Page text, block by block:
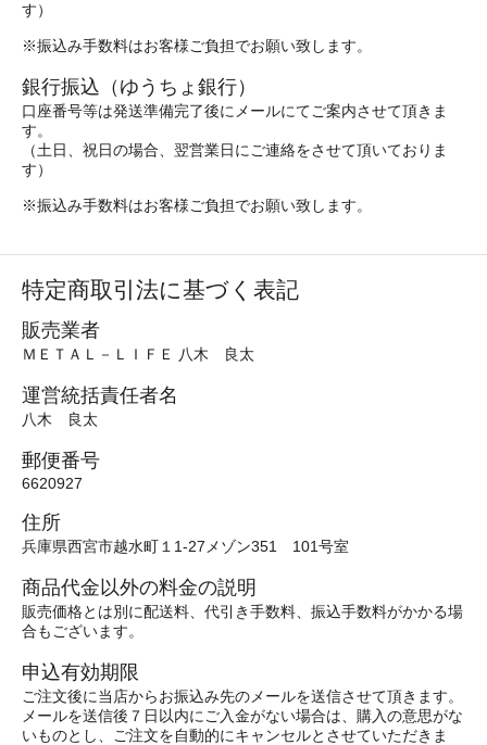
す）
※振込み手数料はお客様ご負担でお願い致します。
銀行振込（ゆうちょ銀行）
口座番号等は発送準備完了後にメールにてご案内させて頂きま
す。
（土日、祝日の場合、翌営業日にご連絡をさせて頂いておりま
す）
※振込み手数料はお客様ご負担でお願い致します。
特定商取引法に基づく表記
販売業者
ＭＥＴＡＬ－ＬＩＦＥ 八木 良太
運営統括責任者名
八木 良太
郵便番号
6620927
住所
兵庫県西宮市越水町１1-27メゾン351 101号室
商品代金以外の料金の説明
販売価格とは別に配送料、代引き手数料、振込手数料がかかる場
合もございます。
申込有効期限
ご注文後に当店からお振込み先のメールを送信させて頂きます。
メールを送信後７日以内にご入金がない場合は、購入の意思がな
いものとし、ご注文を自動的にキャンセルとさせていただきま